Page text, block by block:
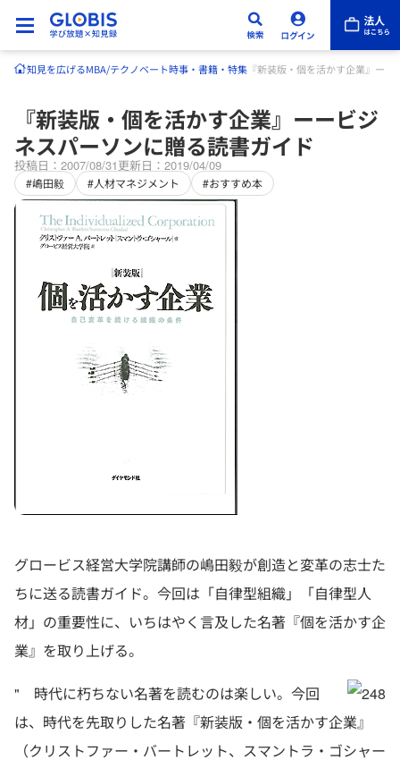
知見を広げるMBA/テクノベート時事・書籍・特集 『新装版・個を活かす企業』ー
『新装版・個を活かす企業』ーービジ
ネスパーソンに贈る読書ガイド
投稿日：2007/08/31更新日：2019/04/09
#嶋田毅 #人材マネジメント #おすすめ本
グロービス経営大学院講師の嶋田毅が創造と変革の志士た
ちに送る読書ガイド。今回は「自律型組織」「自律型人
材」の重要性に、いちはやく言及した名著『個を活かす企
業』を取り上げる。
" 時代に朽ちない名著を読むのは楽しい。今回
は、時代を先取りした名著『新装版・個を活かす企業』
（クリストファー・バートレット、スマントラ・ゴシャー